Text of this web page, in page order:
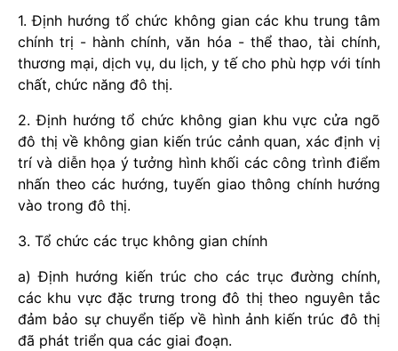
1. Định hướng tổ chức không gian các khu trung tâm
chính trị - hành chính, văn hóa - thể thao, tài chính,
thương mại, dịch vụ, du lịch, y tế cho phù hợp với tính
chất, chức năng đô thị.
2. Định hướng tổ chức không gian khu vực cửa ngõ
đô thị về không gian kiến trúc cảnh quan, xác định vị
trí và diễn họa ý tưởng hình khối các công trình điểm
nhấn theo các hướng, tuyến giao thông chính hướng
vào trong đô thị.
3. Tổ chức các trục không gian chính
a) Định hướng kiến trúc cho các trục đường chính,
các khu vực đặc trưng trong đô thị theo nguyên tắc
đảm bảo sự chuyển tiếp về hình ảnh kiến trúc đô thị
đã phát triển qua các giai đoạn.